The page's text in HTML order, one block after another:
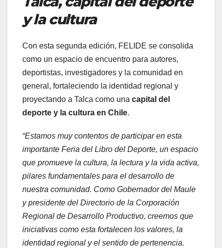
y la cultura
Con esta segunda edición, FELIDE se consolida
como un espacio de encuentro para autores,
deportistas, investigadores y la comunidad en
general, fortaleciendo la identidad regional y
proyectando a Talca como una capital del
deporte y la cultura en Chile.
“Estamos muy contentos de participar en esta
importante Feria del Libro del Deporte, un espacio
que promueve la cultura, la lectura y la vida activa,
pilares fundamentales para el desarrollo de
nuestra comunidad. Como Gobernador del Maule
y presidente del Directorio de la Corporación
Regional de Desarrollo Productivo, creemos que
iniciativas como esta fortalecen los valores, la
identidad regional y el sentido de pertenencia.